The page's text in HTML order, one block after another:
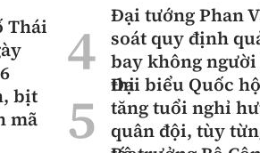
Thái
bịt
mã
Đại tướng Phan
soát quy định
bay không
thi
Đại biểu Quốc
tăng tuổi nghỉ
quân đội, tùy